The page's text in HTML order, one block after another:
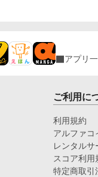
アプリ
ご利用に
利用規約
アルファコ
レンタルサ
スコア利用
特定商取引